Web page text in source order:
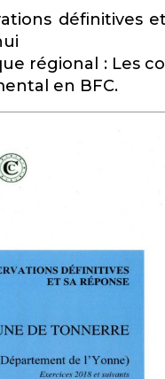
définitives
régional : Les
en BFC.